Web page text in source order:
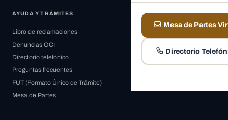
Mesa de Partes
Directorio
AYUDA Y TRÁMITES
Libro de reclamaciones
Denuncias OCI
Directorio telefónico
Preguntas frecuentes
FUT (Formato Único de Trámite)
Mesa de Partes